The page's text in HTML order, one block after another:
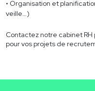
Organisation et
veille…)
Contactez notre cabinet RH
pour vos projets de